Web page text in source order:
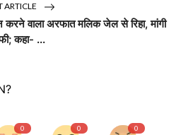
ARTICLE
वाला अरफात मलिक जेल से रिहा, मांगी
कहा- ...
0 0 0